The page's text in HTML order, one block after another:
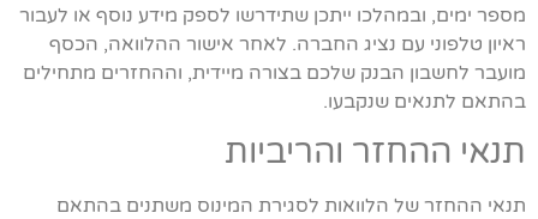
מספר ימים, ובמהלכו ייתכן שתידרשו לספק מידע נוסף או לעבור
ראיון טלפוני עם נציג החברה. לאחר אישור ההלוואה, הכסף
מועבר לחשבון הבנק שלכם בצורה מיידית, וההחזרים מתחילים
בהתאם לתנאים שנקבעו.
תנאי ההחזר והריביות
תנאי ההחזר של הלוואות לסגירת המינוס משתנים בהתאם